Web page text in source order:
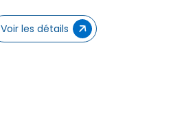
Voir les détails